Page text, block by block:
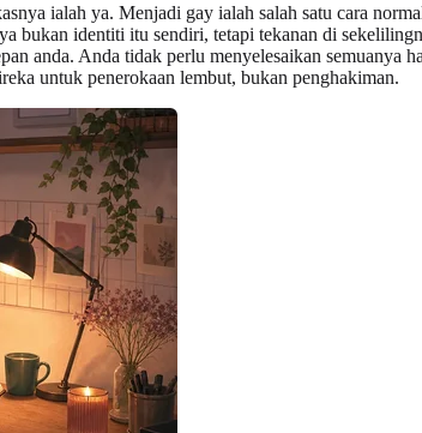
ialah ya. Menjadi gay ialah salah satu cara
bukan identiti itu sendiri, tetapi tekanan di
anda. Anda tidak perlu menyelesaikan
untuk penerokaan lembut, bukan penghakiman.